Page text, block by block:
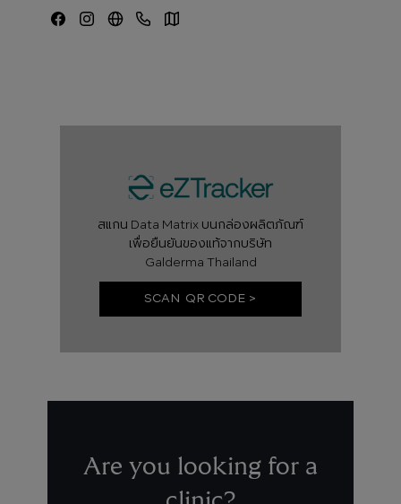
สแกน Data Matrix บนกล่องผลิตภัณฑ์
เพื่อยืนยันของแท้จากบริษัท
Galderma Thailand
SCAN QR CODE >
Are you looking for a